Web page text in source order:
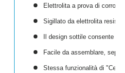
Elettrolita a prova di
Sigillato daelettrolita
Il design sottile consente il
Facile da assemblare,
Stessa funzionalità di "Cella